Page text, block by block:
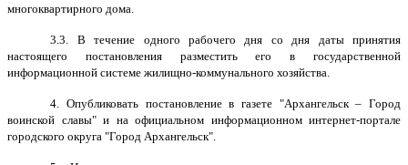
многоквартирного дома.
3.3. В течение одного рабочего дня со дня даты принятия
настоящего постановления разместить его в государственной
информационной системе жилищно-коммунального хозяйства.
4. Опубликовать постановление в газете "Архангельск – Город
воинской славы" и на официальном информационном интернет-портале
городского округа "Город Архангельск".